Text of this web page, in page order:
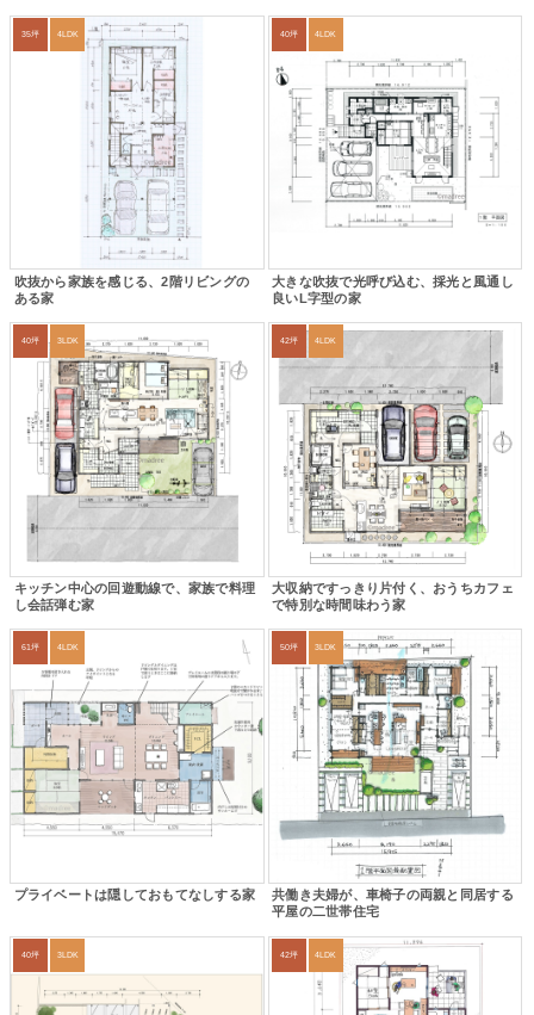
35坪 4LDK
吹抜から家族を感じる、2階リビングの
ある家
40坪 4LDK
大きな吹抜で光呼び込む、採光と風通し
良いL字型の家
40坪 3LDK
キッチン中心の回遊動線で、家族で料理
し会話弾む家
42坪 4LDK
大収納ですっきり片付く、おうちカフェ
で特別な時間味わう家
61坪 4LDK
プライベートは隠しておもてなしする家
50坪 3LDK
共働き夫婦が、車椅子の両親と同居する
平屋の二世帯住宅
40坪 3LDK 42坪 4LDK